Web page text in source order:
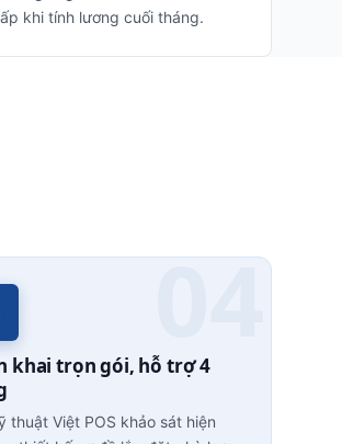
khi tính lương cuối tháng.
khai trọn gói, hỗ trợ 4
thuật Việt POS khảo sát hiện